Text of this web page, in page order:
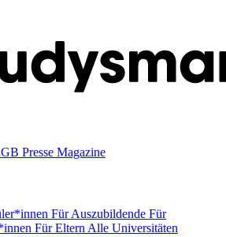
Presse Magazine
Für Auszubildende Für
Für Eltern Alle Universitäten